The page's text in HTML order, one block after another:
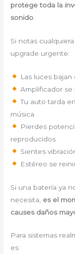
protege toda la
sonido
Si notas
upgrade urgente:
Las luces
Amplificador se
Tu auto tarda
música
Pierdes
reproducidos
Sientes
Estéreo se
Si una batería ya
necesita, es el
causes daños
Para sistemas
es: